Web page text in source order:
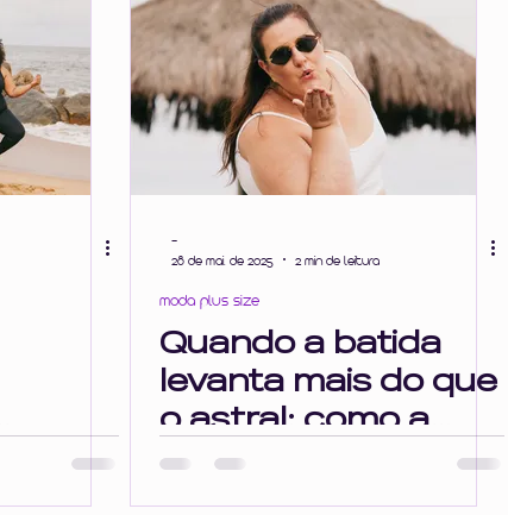
size roupas plus size promoção tendência
reais leitura diário da ceo co -criação
opressão
mental comportamento autocuidado
-
28 de mai. de 2025
2 min de leitura
moda plus size
Quando a batida
levanta mais do que
o astral: como a
música pode